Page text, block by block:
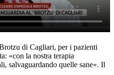
di Cagliari, per i pazienti
«con la nostra terapia
salvaguardando quelle sane». Il